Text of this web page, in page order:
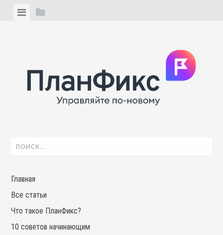
ViewView
Найти:
Главная
Все статьи
Что такое ПланФикс?
10 советов начинающим